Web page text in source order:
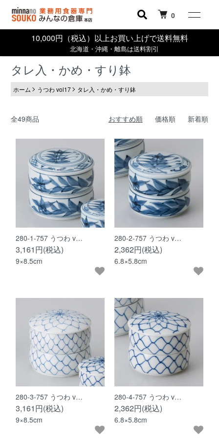
0
10,000円（税込）以上お買い上げで送料無料
北海道・沖縄・離島は送料割引
タレ入・かめ・すり鉢
ホーム うつわ vol17 タレ入・かめ・すり鉢
全49商品 おすすめ順 価格順 新着順
280-1-757 うつわ v…
3,161円(税込)
9×8.5cm
280-2-757 うつわ v…
2,362円(税込)
6.8×5.8cm
280-3-757 うつわ v…
3,161円(税込)
9×8.5cm
280-4-757 うつわ v…
2,362円(税込)
6.8×5.8cm